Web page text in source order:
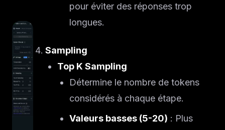
pour éviter des réponses trop
longues.
Sampling
Top K Sampling
Détermine le nombre de tokens
considérés à chaque étape.
Valeurs basses (5-20) : Plus